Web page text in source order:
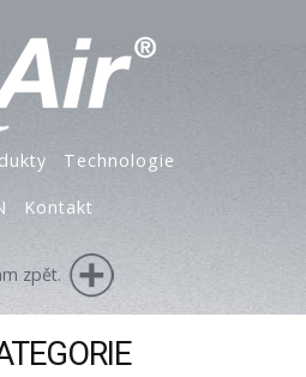
Technologie
Kontakt
zpět.